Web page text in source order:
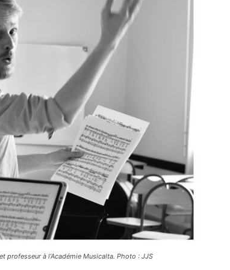
professeur à l’Académie Musicalta. Photo : JJS